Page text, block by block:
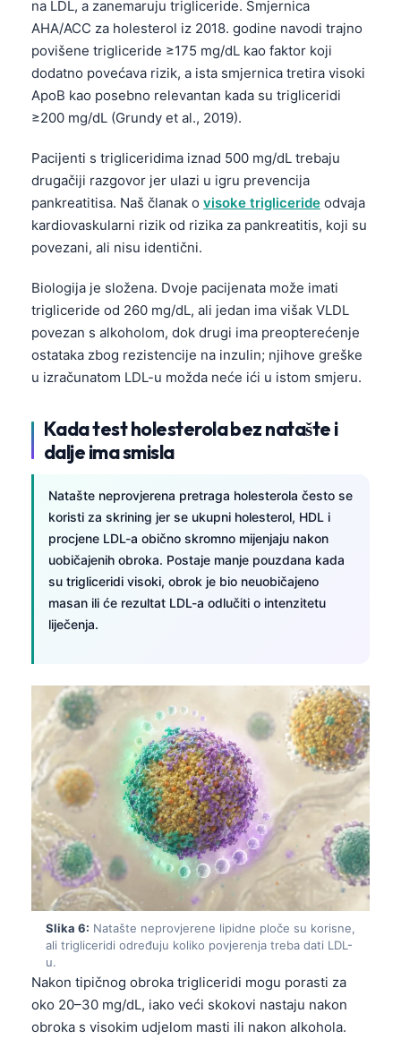
na LDL, a zanemaruju trigliceride. Smjernica
AHA/ACC za holesterol iz 2018. godine navodi trajno
povišene trigliceride ≥175 mg/dL kao faktor koji
dodatno povećava rizik, a ista smjernica tretira visoki
ApoB kao posebno relevantan kada su trigliceridi
≥200 mg/dL (Grundy et al., 2019).
Pacijenti s trigliceridima iznad 500 mg/dL trebaju
drugačiji razgovor jer ulazi u igru prevencija
pankreatitisa. Naš članak o visoke trigliceride odvaja
kardiovaskularni rizik od rizika za pankreatitis, koji su
povezani, ali nisu identični.
Biologija je složena. Dvoje pacijenata može imati
trigliceride od 260 mg/dL, ali jedan ima višak VLDL
povezan s alkoholom, dok drugi ima preopterećenje
ostataka zbog rezistencije na inzulin; njihove greške
u izračunatom LDL-u možda neće ići u istom smjeru.
Kada test holesterola bez natašte i
dalje ima smisla
Natašte neprovjerena pretraga holesterola često se
koristi za skrining jer se ukupni holesterol, HDL i
procjene LDL-a obično skromno mijenjaju nakon
uobičajenih obroka. Postaje manje pouzdana kada
su trigliceridi visoki, obrok je bio neuobičajeno
masan ili će rezultat LDL-a odlučiti o intenzitetu
liječenja.
Slika 6: Natašte neprovjerene lipidne ploče su korisne,
ali trigliceridi određuju koliko povjerenja treba dati LDL-
u.
Nakon tipičnog obroka trigliceridi mogu porasti za
oko 20–30 mg/dL, iako veći skokovi nastaju nakon
obroka s visokim udjelom masti ili nakon alkohola.
Basa Jawa
Cebuano
Кыргызча
Татар теле
Беларуская мова
Esperanto
Ślōnskŏ gŏdka
Norsk bokmål